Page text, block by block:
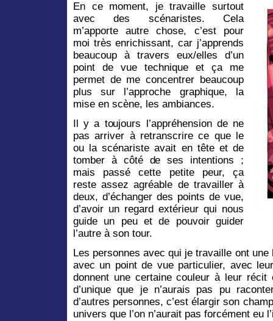
En ce moment, je travaille surtout
avec des scénaristes. Cela
m’apporte autre chose, c’est pour
moi très enrichissant, car j’apprends
beaucoup à travers eux/elles d’un
point de vue technique et ça me
permet de me concentrer beaucoup
plus sur l’approche graphique, la
mise en scène, les ambiances.
Il y a toujours l’appréhension de ne
pas arriver à retranscrire ce que le
ou la scénariste avait en tête et de
tomber à côté de ses intentions ;
mais passé cette petite peur, ça
reste assez agréable de travailler à
deux, d’échanger des points de vue,
d’avoir un regard extérieur qui nous
guide un peu et de pouvoir guider
l’autre à son tour.
Les personnes avec qui je travaille ont
avec un point de vue particulier, avec
donnent une certaine couleur à leur
d’unique que je n’aurais pas pu
d’autres personnes, c’est élargir son
univers que l’on n’aurait pas forcément eu